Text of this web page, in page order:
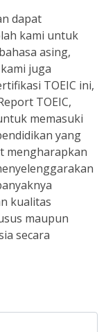
dapat
kami untuk
asing,
juga
TOEIC ini,
TOEIC,
memasuki
yang
mengharapkan
kualitas
maupun
secara